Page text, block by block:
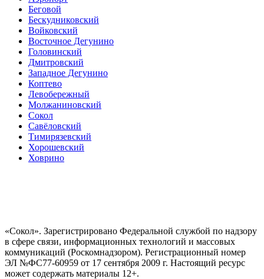
Беговой
Бескудниковский
Войковский
Восточное Дегунино
Головинский
Дмитровский
Западное Дегунино
Коптево
Левобережный
Молжаниновский
Сокол
Савёловский
Тимирязевский
Хорошевский
Ховрино
«Сокол». Зарегистрировано Федеральной службой по надзору
в сфере связи, информационных технологий и массовых
коммуникаций (Роскомнадзором). Регистрационный номер
ЭЛ №ФС77-60959 от 17 сентября 2009 г. Настоящий ресурс
может содержать материалы 12+.